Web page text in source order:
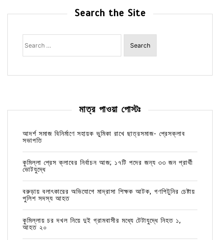
Search the Site
Search
for:
মাত্র পাওয়া পোস্টঃ
আদর্শ সমাজ বিনির্মাণে সহায়ক ভুমিকা রাখে ছাত্রসমাজ- প্রেসক্লাব
সভাপতি
কুমিল্লা প্রেস ক্লাবের নির্বাচন আজ; ১৭টি পদের জন্য ৩৩ জন প্রার্থী
ভোটযুদ্ধে
বরুড়ায় বলাৎকারের অভিযোগে মাদ্রাসা শিক্ষক আটক, গণপিটুনির চেষ্টায়
পুলিশ সদস্য আহত
কুমিল্লায় চর দখল নিয়ে দুই গ্রামবাসীর মধ্যে টেটাযুদ্ধে নিহত ১,
আহত ২০